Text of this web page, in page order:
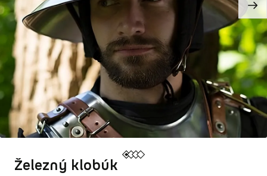
Železný klobúk